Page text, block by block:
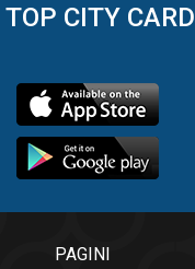
TOP CITY CARD
PAGINI